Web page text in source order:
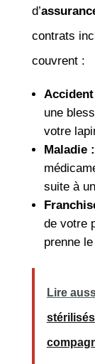
d’
contrats
couvrent :
une
votre
Maladie :
suite à
de votre
prenne
Lire